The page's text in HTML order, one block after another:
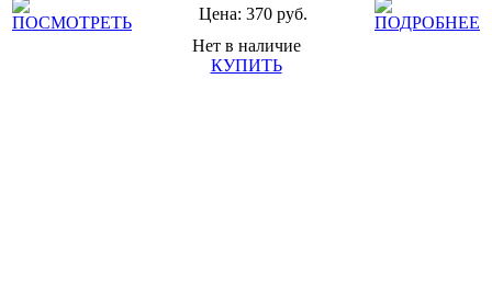
Цена: 370 руб.
Нет в наличие
КУПИТЬ